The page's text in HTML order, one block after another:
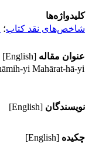
کلیدواژه‌ها
شاخص‌های نقد کتاب؛
عنوان مقاله [English]
yi Mahārat-hā-yi
نویسندگان [English]
چکیده [English]